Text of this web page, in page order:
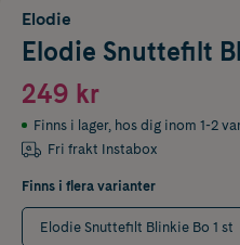
Elodie
Elodie Snuttefilt
249 kr
Finns i lager, hos dig inom 1-2
Fri frakt Instabox
Finns i flera varianter
Elodie Snuttefilt Blinkie Bo 1 st